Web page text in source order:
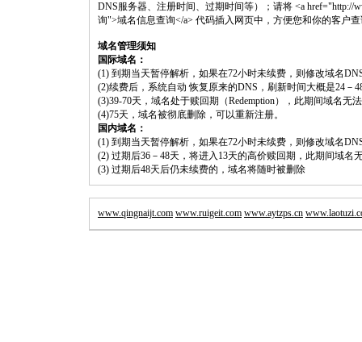
DNS服务器、注册时间、过期时间等）；请将 <a href="http://
询">域名信息查询</a> 代码插入网页中，方便您和你的客户
域名管理须知
国际域名：
(1) 到期当天暂停解析，如果在72小时未续费，则修改域名
(2)续费后，系统自动 恢复原来的DNS，刷新时间大概是24－
(3)39-70天，域名处于赎回期（Redemption），此期间域名无
(4)75天，域名被彻底删除，可以重新注册。
国内域名：
(1) 到期当天暂停解析，如果在72小时未续费，则修改域名
(2) 过期后36－48天，将进入13天的高价赎回期，此期间域名
(3) 过期后48天后仍未续费的，域名将随时被删除
www.qingnaijt.com www.ruigeit.com www.aytzps.cn